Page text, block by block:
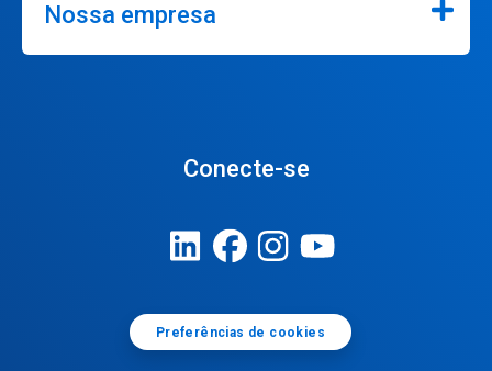
Nossa empresa
Conecte-se
Preferências de cookies